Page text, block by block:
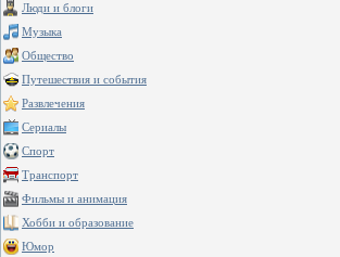
Люди и блоги
Музыка
Общество
Путешествия и события
Развлечения
Сериалы
Спорт
Транспорт
Фильмы и анимация
Хобби и образование
Юмор